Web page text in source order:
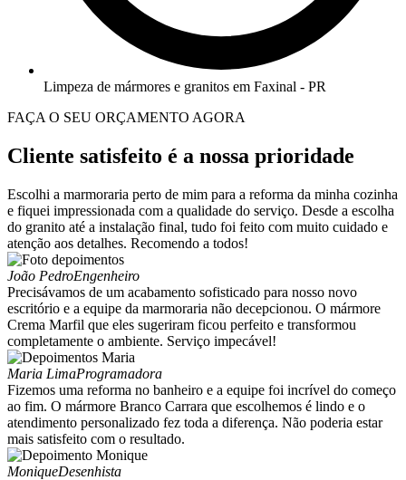
Limpeza de mármores e granitos em Faxinal - PR
FAÇA O SEU ORÇAMENTO AGORA
Cliente satisfeito é a nossa prioridade
Escolhi a marmoraria perto de mim para a reforma da minha cozinha
e fiquei impressionada com a qualidade do serviço. Desde a escolha
do granito até a instalação final, tudo foi feito com muito cuidado e
atenção aos detalhes. Recomendo a todos!
João PedroEngenheiro
Precisávamos de um acabamento sofisticado para nosso novo
escritório e a equipe da marmoraria não decepcionou. O mármore
Crema Marfil que eles sugeriram ficou perfeito e transformou
completamente o ambiente. Serviço impecável!
Maria LimaProgramadora
Fizemos uma reforma no banheiro e a equipe foi incrível do começo
ao fim. O mármore Branco Carrara que escolhemos é lindo e o
atendimento personalizado fez toda a diferença. Não poderia estar
mais satisfeito com o resultado.
MoniqueDesenhista